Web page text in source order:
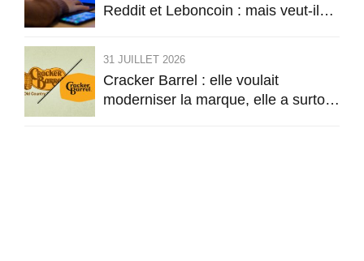
Reddit et Leboncoin : mais veut-il
31 JUILLET 2026
Cracker Barrel : elle voulait
moderniser la marque, elle a surtout